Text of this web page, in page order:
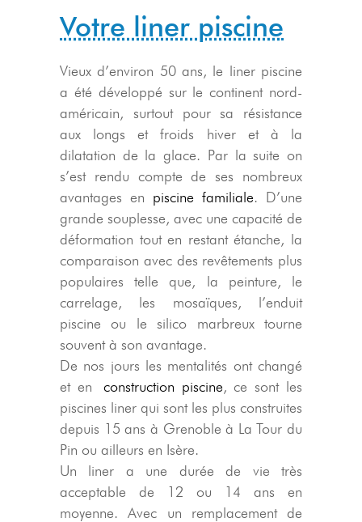
Votre liner piscine
Vieux d’environ 50 ans, le liner piscine
a été développé sur le continent nord-
américain, surtout pour sa résistance
aux longs et froids hiver et à la
dilatation de la glace. Par la suite on
s’est rendu compte de ses nombreux
avantages en piscine familiale. D’une
grande souplesse, avec une capacité de
déformation tout en restant étanche, la
comparaison avec des revêtements plus
populaires telle que, la peinture, le
carrelage, les mosaïques, l’enduit
piscine ou le silico marbreux tourne
souvent à son avantage.
De nos jours les mentalités ont changé
et en construction piscine, ce sont les
piscines liner qui sont les plus construites
depuis 15 ans à Grenoble à La Tour du
Pin ou ailleurs en Isère.
Un liner a une durée de vie très
acceptable de 12 ou 14 ans en
moyenne. Avec un remplacement de